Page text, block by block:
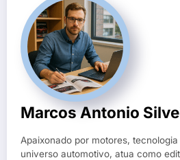
Marcos Antonio
Apaixonado por motores,
universo automotivo, atua como